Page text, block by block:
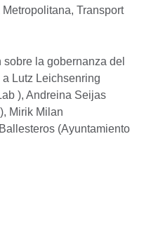
Transport
la gobernanza del
Lutz Leichsenring
), Andreina Seijas
Mirik Milan
(Ayuntamiento